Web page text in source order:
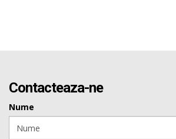
Contacteaza-ne
Nume